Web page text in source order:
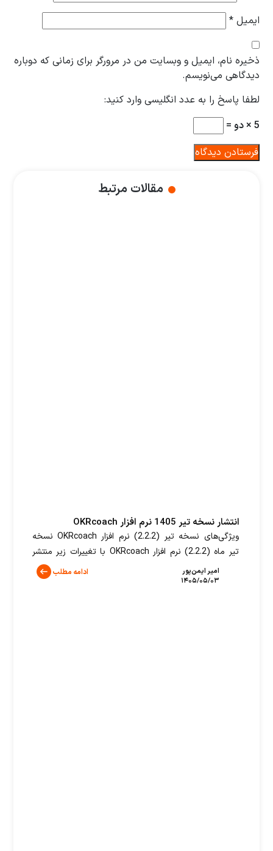
ایمیل*
ذخیره نام، ایمیل و وبسایت من در مرورگر برای زمانی که دوباره
دیدگاهی می‌نویسم.
لطفا پاسخ را به عدد انگلیسی وارد کنید:
5 × دو =
مقالات مرتبط
انتشار نسخه تیر 1405 نرم افزار OKRcoach
ویژگی‌های نسخه تیر (2.2.2) نرم افزار OKRcoach نسخه
تیر ماه (2.2.2) نرم افزار OKRcoach با تغییرات زیر منتشر
شد. بهبودهای این نسخه عبارتند از: تغییرات عمومی
ادامه مطلب
امیر ایمن‌پور
۱۴۰۵/۰۵/۰۳